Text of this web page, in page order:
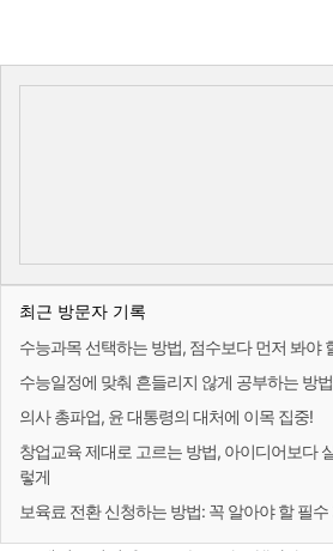
최근 방문자 기록
수능과목 선택하는 방법, 점수보다 먼저 봐야
수능일정에 맞춰 흔들리지 않게 공부하는 방법
의사 총파업, 윤 대통령의 대처에 이목 집중!
창업교육 제대로 고르는 방법, 아이디어보다
렇게
보육료 전환 신청하는 방법: 꼭 알아야 할 필수